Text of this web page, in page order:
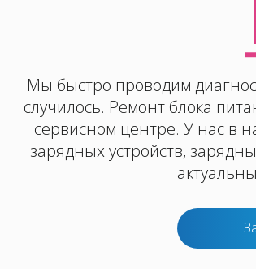
Мы быстро проводим
случилось. Ремонт блока
сервисном центре. У нас в
зарядных устройств,